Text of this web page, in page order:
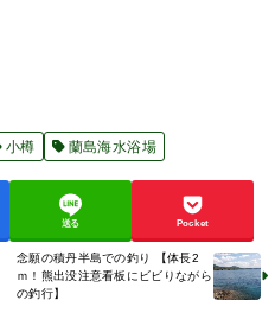
小樽 蘭島海水浴場
送る Pocket
念願の積丹半島での釣り 【体長2
ｍ！熊出没注意看板にビビりながら
の釣行】